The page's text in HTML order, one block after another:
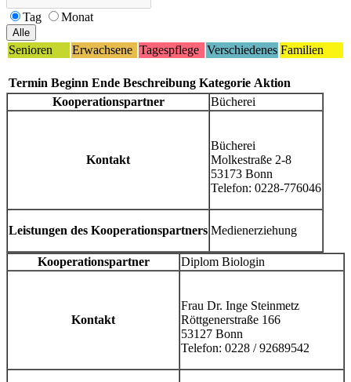
Tag Monat
Senioren Erwachsene Tagespflege Verschiedenes Familien
Termin Beginn Ende Beschreibung Kategorie Aktion
Kooperationspartner
Bücherei
Kontakt
Bücherei
Molkestraße 2-8
53173 Bonn
Telefon: 0228-776046
Leistungen des Kooperationspartners Medienerziehung
Kooperationspartner Diplom Biologin
Kontakt
Frau Dr. Inge Steinmetz
Röttgenerstraße 166
53127 Bonn
Telefon: 0228 / 92689542